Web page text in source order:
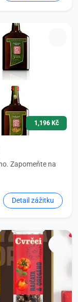
1,196 Kč
Zapomeňte na
Detail zážitku